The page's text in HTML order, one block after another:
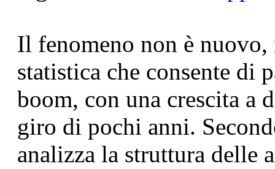
Il fenomeno non è nuovo,
statistica che consente di
boom, con una crescita a
giro di pochi anni.
analizza la struttura delle